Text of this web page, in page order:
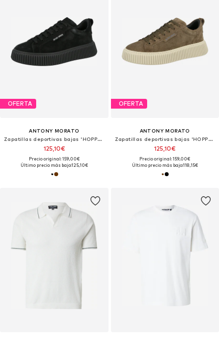
OFERTA
ANTONY MORATO
Zapatillas deportivas bajas 'HOPPER'
125,10€
Precio original: 159,00€
Último precio más bajo:125,10€
OFERTA
ANTONY MORATO
Zapatillas deportivas bajas 'HOPPER'
125,10€
Precio original: 159,00€
Último precio más bajo:118,15€